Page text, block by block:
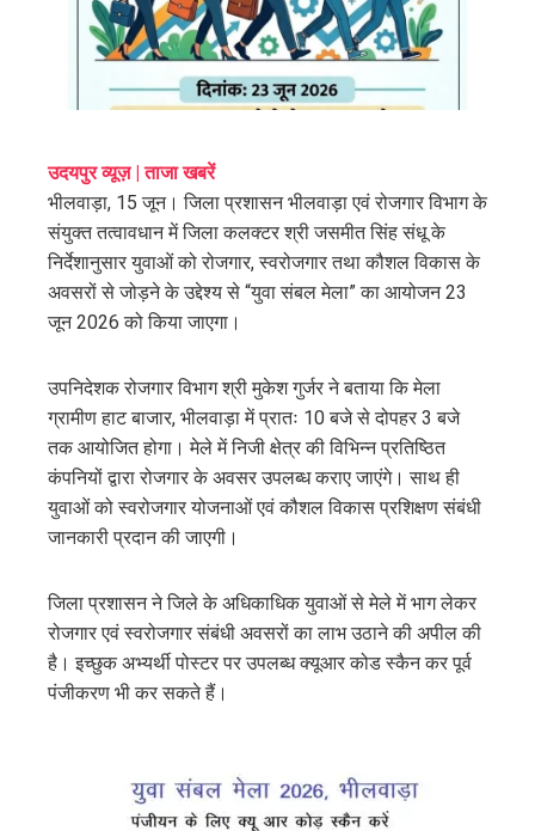
उदयपुर व्यूज़ | ताजा खबरें
भीलवाड़ा, 15 जून। जिला प्रशासन भीलवाड़ा एवं रोजगार विभाग के
संयुक्त तत्वावधान में जिला कलक्टर श्री जसमीत सिंह संधू के
निर्देशानुसार युवाओं को रोजगार, स्वरोजगार तथा कौशल विकास के
अवसरों से जोड़ने के उद्देश्य से “युवा संबल मेला” का आयोजन 23
जून 2026 को किया जाएगा।
उपनिदेशक रोजगार विभाग श्री मुकेश गुर्जर ने बताया कि मेला
ग्रामीण हाट बाजार, भीलवाड़ा में प्रातः 10 बजे से दोपहर 3 बजे
तक आयोजित होगा। मेले में निजी क्षेत्र की विभिन्न प्रतिष्ठित
कंपनियों द्वारा रोजगार के अवसर उपलब्ध कराए जाएंगे। साथ ही
युवाओं को स्वरोजगार योजनाओं एवं कौशल विकास प्रशिक्षण संबंधी
जानकारी प्रदान की जाएगी।
जिला प्रशासन ने जिले के अधिकाधिक युवाओं से मेले में भाग लेकर
रोजगार एवं स्वरोजगार संबंधी अवसरों का लाभ उठाने की अपील की
है। इच्छुक अभ्यर्थी पोस्टर पर उपलब्ध क्यूआर कोड स्कैन कर पूर्व
पंजीकरण भी कर सकते हैं।